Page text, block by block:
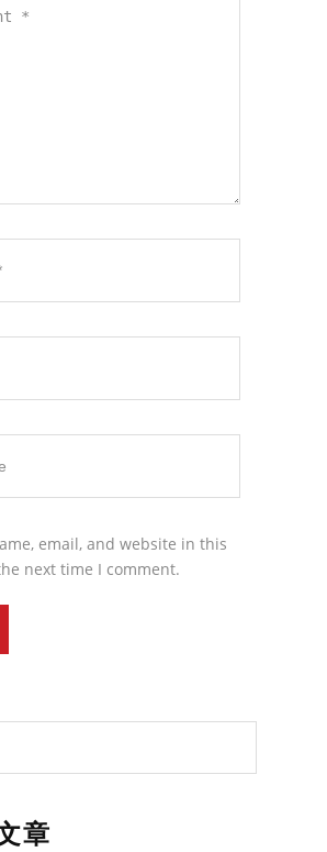
email, and website in this
next time I comment.
章